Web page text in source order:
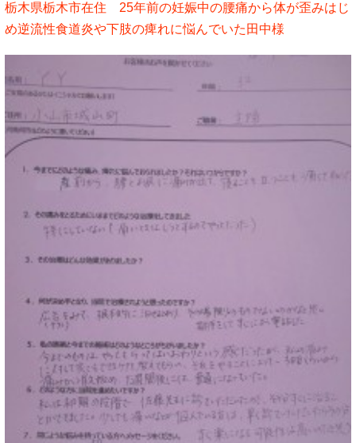
栃木県栃木市在住 25年前の妊娠中の腰痛から体が歪みはじ
め逆流性食道炎や下肢の痺れに悩んでいた田中様